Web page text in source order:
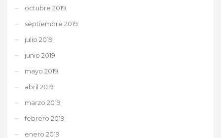
octubre 2019
septiembre 2019
julio 2019
junio 2019
mayo 2019
abril 2019
marzo 2019
febrero 2019
enero 2019